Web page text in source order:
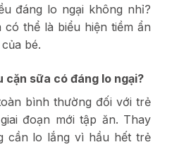
đáng lo ngại không nhỉ?
thể là biểu hiện tiềm ẩn
bé.
cặn sữa có đáng lo ngại?
bình thường đối với trẻ
đoạn mới tập ăn. Thay
cần lo lắng vì hầu hết trẻ